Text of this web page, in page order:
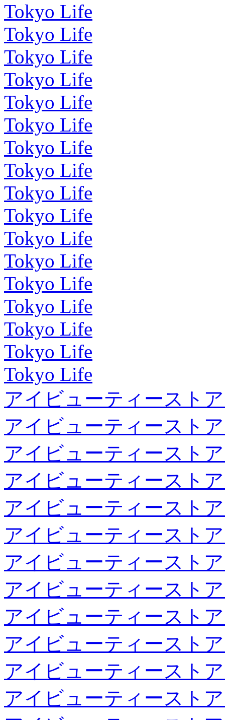
Tokyo Life
Tokyo Life
Tokyo Life
Tokyo Life
Tokyo Life
Tokyo Life
Tokyo Life
Tokyo Life
Tokyo Life
Tokyo Life
Tokyo Life
Tokyo Life
Tokyo Life
Tokyo Life
Tokyo Life
Tokyo Life
Tokyo Life
アイビューティースト
アイビューティースト
アイビューティースト
アイビューティースト
アイビューティースト
アイビューティースト
アイビューティースト
アイビューティースト
アイビューティースト
アイビューティースト
アイビューティースト
アイビューティースト